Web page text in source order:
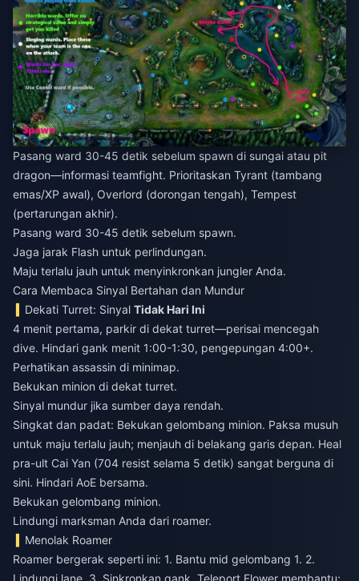
Pasang ward 30-45 detik sebelum spawn di sungai atau pit
dragon—informasi teamfight. Prioritaskan Tyrant (tambang
emas/XP awal), Overlord (dorongan tengah), Tempest
(pertarungan akhir).
Pasang ward 30-45 detik sebelum spawn.
Jaga jarak Flash untuk perlindungan.
Maju terlalu jauh untuk menyinkronkan jungler Anda.
Cara Membaca Sinyal Bertahan dan Mundur
Dekati Turret: SinyalTidak Hari Ini
4 menit pertama, parkir di dekat turret—perisai mencegah
dive. Hindari gank menit 1:00-1:30, pengepungan 4:00+.
Perhatikan assassin di minimap.
Bekukan minion di dekat turret.
Sinyal mundur jika sumber daya rendah.
Singkat dan padat: Bekukan gelombang minion. Paksa musuh
untuk maju terlalu jauh; menjauh di belakang garis depan. Heal
pra-ult Cai Yan (704 resist selama 5 detik) sangat berguna di
sini. Hindari AoE bersama.
Bekukan gelombang minion.
Lindungi marksman Anda dari roamer.
Menolak Roamer
Roamer bergerak seperti ini: 1. Bantu mid gelombang 1. 2.
Lindungi lane. 3. Sinkronkan gank. Teleport Flower membantu;